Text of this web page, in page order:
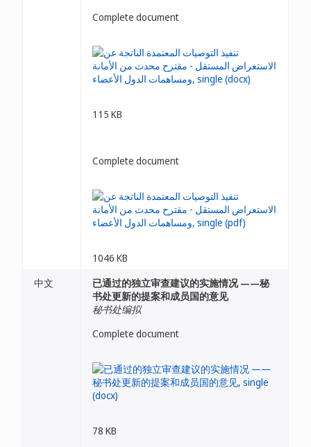
Complete document
115 KB
Complete document
1046 KB
中文
已通过的独立审查建议的实施情况 ——秘
书处更新的提案和成员国的意见
秘书处编拟
Complete document
78 KB